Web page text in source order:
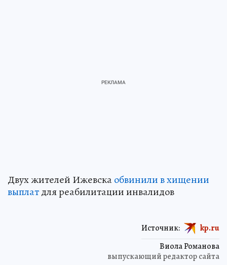
Двух жителей Ижевскаобвинили в хищении
выплатдля реабилитации инвалидов
Виола Романова
выпускающий редактор сайта
Источник: kp.ru